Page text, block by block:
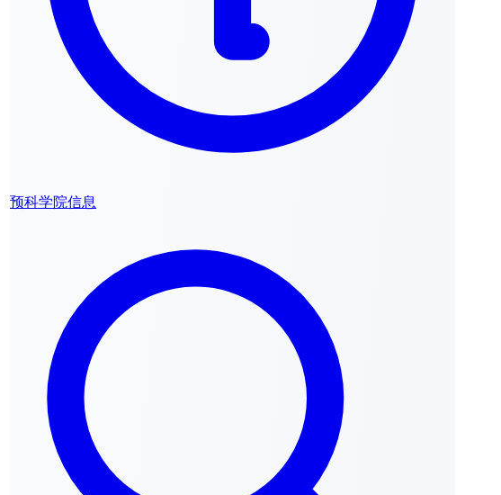
预科学院信息